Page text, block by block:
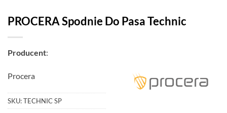
PROCERA Spodnie Do Pasa Technic
Producent:
Procera
SKU:TECHNIC SP